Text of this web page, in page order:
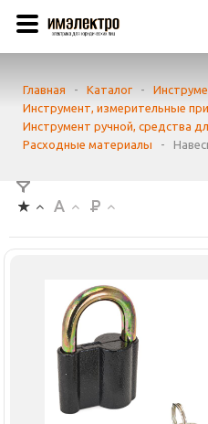
Главная - Каталог -
Инструмент, измерительные
Инструмент ручной, средства
Расходные материалы
-